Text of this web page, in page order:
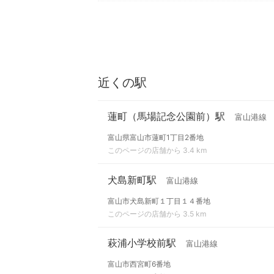
近くの駅
蓮町（馬場記念公園前）駅 富山港線
富山県富山市蓮町1丁目2番地
このページの店舗から 3.4 km
犬島新町駅 富山港線
富山市犬島新町１丁目１４番地
このページの店舗から 3.5 km
萩浦小学校前駅 富山港線
富山市西宮町6番地